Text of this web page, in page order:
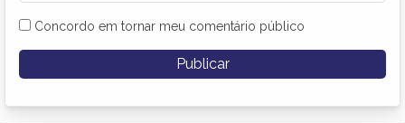
Concordo em tornar meu comentário público